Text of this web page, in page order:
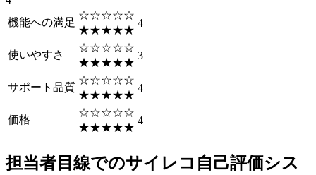
機能への満足
☆☆☆☆☆
★★★★★
4
使いやすさ
☆☆☆☆☆
★★★★★
3
サポート品質
☆☆☆☆☆
★★★★★
4
価格
☆☆☆☆☆
★★★★★
4
担当者目線でのサイレコ自己評価シス